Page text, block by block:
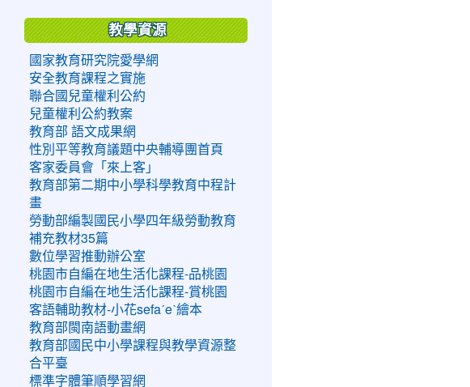
教學資源
國家教育研究院愛學網
安全教育課程之實施
聯合國兒童權利公約
兒童權利公約教案
教育部 語文成果網
性別平等教育議題中央輔導團首頁
客家委員會「來上客」
教育部第二期中小學科學教育中程計
畫
勞動部編製國民小學四年級勞動教育
補充教材35篇
數位學習推動辦公室
桃園市自編在地生活化課程-品桃園
桃園市自編在地生活化課程-賞桃園
客語輔助教材-小花sefaˊeˋ繪本
教育部閩南語動畫網
教育部國民中小學課程與教學資源整
合平臺
標準字體筆順學習網